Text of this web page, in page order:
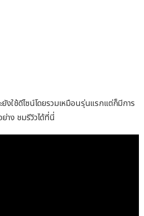
ใช้ดีไซน์โดยรวมเหมือนรุ่นแรกแต่ก็มีการ
าง ชมรีวิวได้ที่นี่